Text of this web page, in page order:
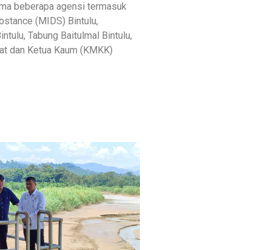
beberapa agensi termasuk
(MIDS) Bintulu,
Tabung Baitulmal Bintulu,
dan Ketua Kaum (KMKK)